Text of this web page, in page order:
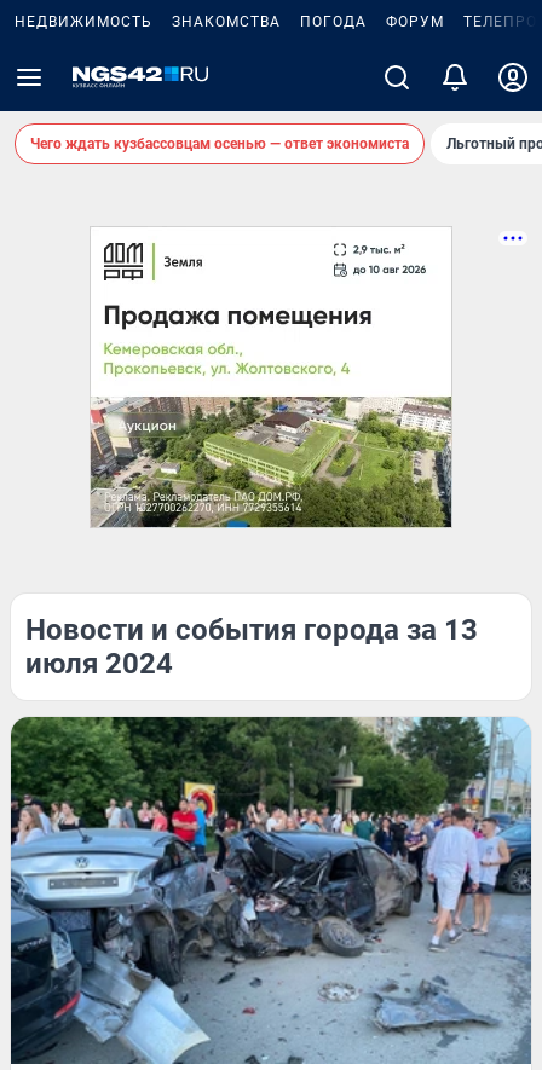
НЕДВИЖИМОСТЬ ЗНАКОМСТВА ПОГОДА ФОРУМ
Чего ждать кузбассовцам осенью — ответ экономиста Льготный
Новости и события города за 13
июля 2024